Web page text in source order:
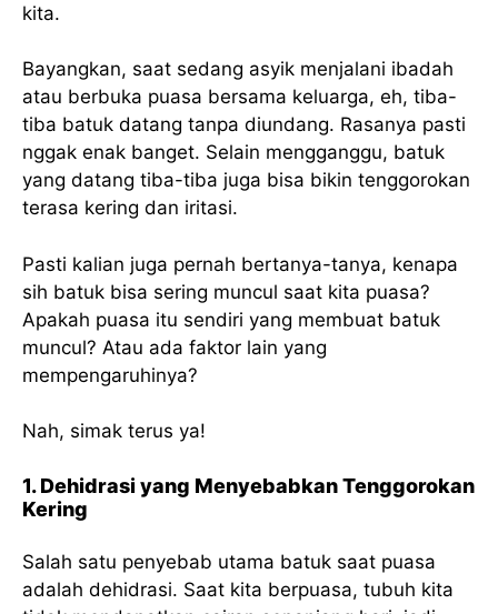
kita.
Bayangkan, saat sedang asyik menjalani ibadah
atau berbuka puasa bersama keluarga, eh, tiba-
tiba batuk datang tanpa diundang. Rasanya pasti
nggak enak banget. Selain mengganggu, batuk
yang datang tiba-tiba juga bisa bikin tenggorokan
terasa kering dan iritasi.
Pasti kalian juga pernah bertanya-tanya, kenapa
sih batuk bisa sering muncul saat kita puasa?
Apakah puasa itu sendiri yang membuat batuk
muncul? Atau ada faktor lain yang
mempengaruhinya?
Nah, simak terus ya!
1. Dehidrasi yang Menyebabkan Tenggorokan
Kering
Salah satu penyebab utama batuk saat puasa
adalah dehidrasi. Saat kita berpuasa, tubuh kita